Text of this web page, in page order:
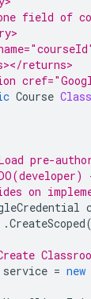
field of
returns>
Course
pre-
on
.CreateScoped(
service = new